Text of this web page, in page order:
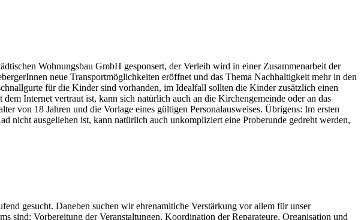
Wohnungsbau GmbH gesponsert, der Verleih wird in einer Zusammenarbeit der
neue Transportmöglichkeiten eröffnet und das Thema Nachhaltigkeit mehr in den
für die Kinder sind vorhanden, im Idealfall sollten die Kinder zusätzlich einen
dem Internet vertraut ist, kann sich natürlich auch an die Kirchengemeinde oder an das
von 18 Jahren und die Vorlage eines gültigen Personalausweises. Übrigens: Im ersten
nicht ausgeliehen ist, kann natürlich auch unkompliziert eine Proberunde gedreht werden,
gesucht. Daneben suchen wir ehrenamltiche Verstärkung vor allem für unser
sind: Vorbereitung der Veranstaltungen, Koordination der Reparateure, Organisation und